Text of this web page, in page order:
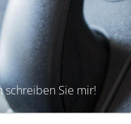
schreiben Sie mir!